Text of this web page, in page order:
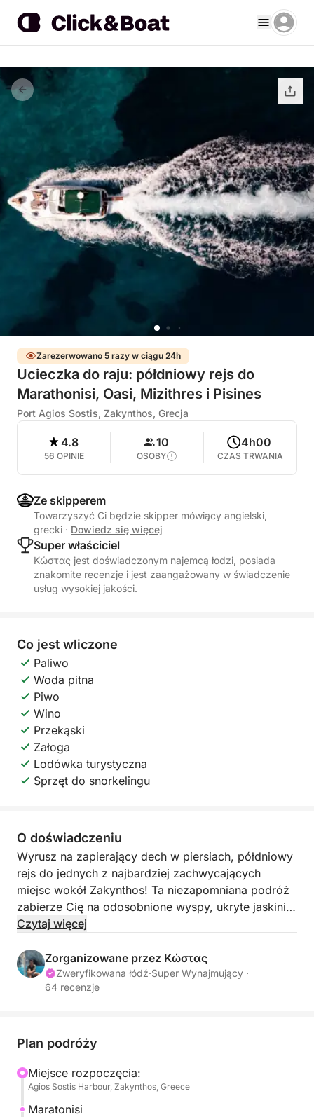
Zarezerwowano 5 razy w ciągu 24h
Ucieczka do raju: półdniowy rejs do
Marathonisi, Oasi, Mizithres i Pisines
Port Agios Sostis, Zakynthos, Grecja
4.8
56 OPINIE
10
OSOBY
4h00
CZAS TRWANIA
Ze skipperem
Towarzyszyć Ci będzie skipper mówiący angielski,
grecki · Dowiedz się więcej
Super właściciel
Κώστας jest doświadczonym najemcą łodzi, posiada
znakomite recenzje i jest zaangażowany w świadczenie
usług wysokiej jakości.
Co jest wliczone
Paliwo
Woda pitna
Piwo
Wino
Przekąski
Załoga
Lodówka turystyczna
Sprzęt do snorkelingu
O doświadczeniu
Wyrusz na zapierający dech w piersiach, półdniowy
rejs do jednych z najbardziej zachwycających
miejsc wokół Zakynthos! Ta niezapomniana podróż
zabierze Cię na odosobnione wyspy, ukryte jaskinie
i krystalicznie czyste wody, a Ty zrelaksujesz się i
Najważniejsze punkty trasy:
Island. Tutaj możesz odpocząć nad brzegiem,
atmosferą tej rajskiej wyspy.
Oasi: Następnie odkryj Oasi, sekretny klejnot z
Czytaj więcej
Zorganizowane przez Κώστας
Zweryfikowana łódź·Super Wynajmujący ·
64 recenzje
Plan podróży
Miejsce rozpoczęcia:
Agios Sostis Harbour, Zakynthos, Greece
Maratonisi